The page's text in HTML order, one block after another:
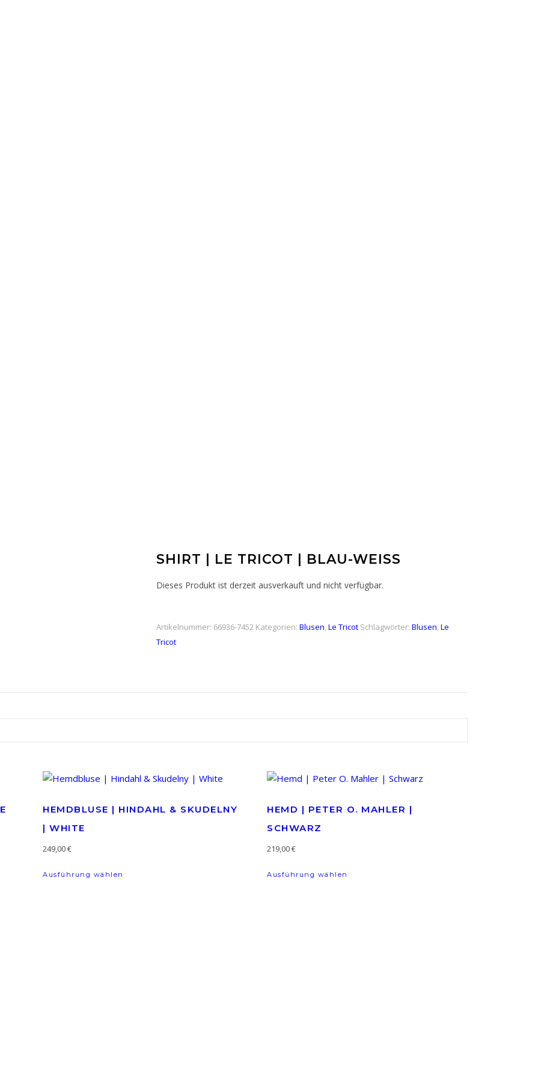
SHIRT | LE TRICOT | BLAU-WEISS
Dieses Produkt ist derzeit ausverkauft und nicht verfügbar.
Artikelnummer: 66936-7452 Kategorien: Blusen,Le Tricot Schlagwörter: Blusen,Le
Tricot
Varianten auf. Die Optionen können auf der Produktseite gewählt werden
HEMDBLUSE | HINDAHL & SKUDELNY
| WHITE
249,00€
Ausführung wählen
HEMD | PETER O. MAHLER |
SCHWARZ
219,00€
Ausführung wählen